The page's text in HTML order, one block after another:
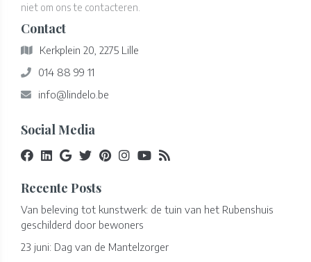
niet om ons te contacteren.
Contact
Kerkplein 20, 2275 Lille
014 88 99 11
info@lindelo.be
Social Media
Recente Posts
Van beleving tot kunstwerk: de tuin van het Rubenshuis
geschilderd door bewoners
23 juni: Dag van de Mantelzorger